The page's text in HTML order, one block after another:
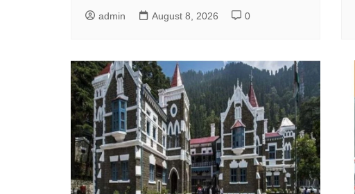
admin August 8, 2026 0